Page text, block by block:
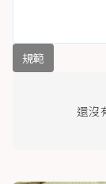
規範
還沒